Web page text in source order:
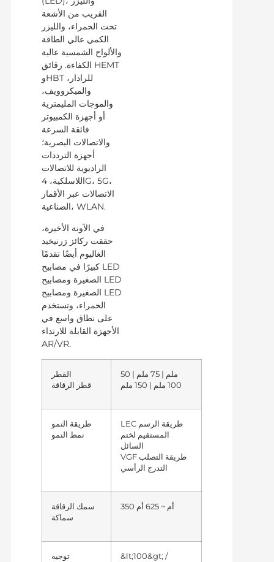
القريب من الأشعة
تحت الحمراء، والليزر
الكمي عالي الطاقة
والألواح الشمسية عالية
الكفاءة. رقائق HEMT
وHBT للرادار،
والميكروويف،
والموجات المليمترية
أو أجهزة الكمبيوتر
فائقة السرعة
والاتصالات البصرية؛
أجهزة الترددات
الراديوية للاتصالات
اللاسلكية، 4G، 5G،
الاتصالات عبر الأقمار
الصناعية، WLAN.
في الآونة الأخيرة،
حققت ركائز زرنيخيد
الغاليوم أيضًا تقدمًا
كبيرًا في مصابيح LED
الصغيرة ومصابيح LED
الصغيرة ومصابيح LED
الحمراء، وتستخدم
على نطاق واسع في
الأجهزة القابلة للارتداء
AR/VR.
القطر
قطر الرقاقة
50 ملم | 75 ملم |
طريقة النمو
نمط النمو
LEC طريقة الرسم
المستقيم لختم
السائل
VGF طريقة التصلب
التدرج الرأسي
سمك الرقاقة
سماكة
توجيه
&lt;100&gt; /